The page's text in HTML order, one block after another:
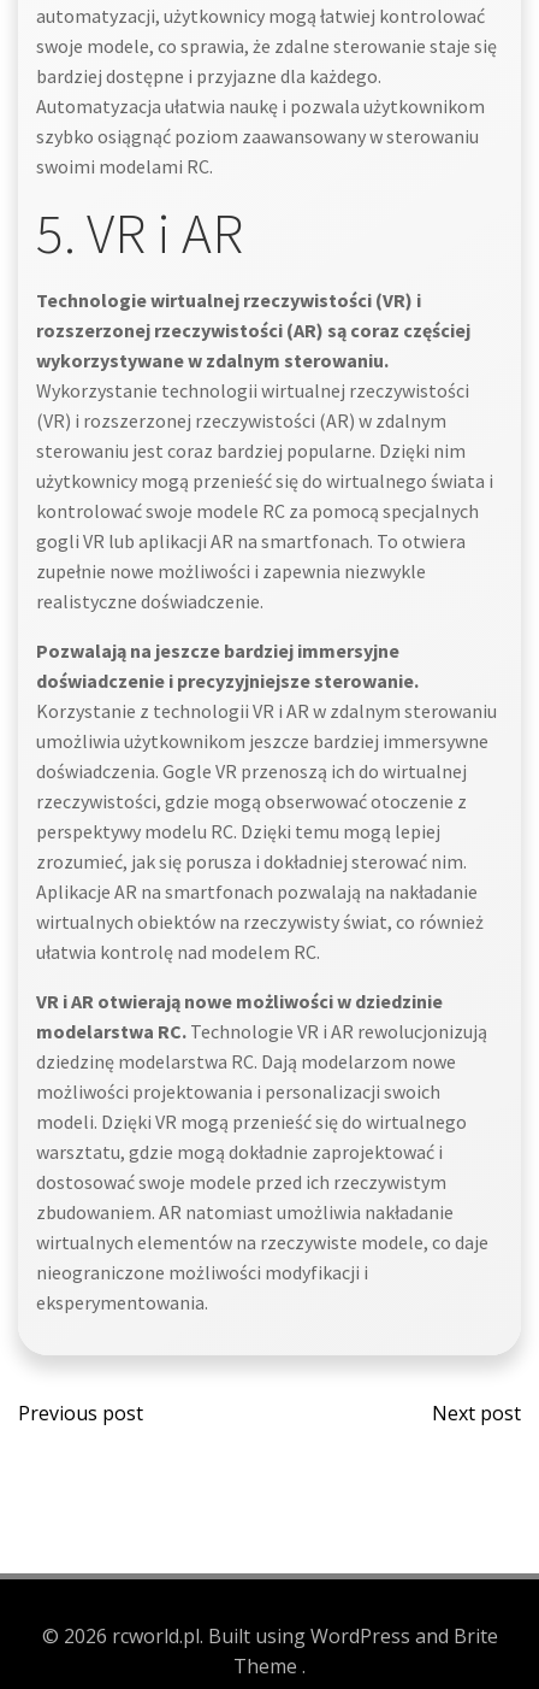
automatyzacji, użytkownicy mogą łatwiej kontrolować
swoje modele, co sprawia, że zdalne sterowanie staje się
bardziej dostępne i przyjazne dla każdego.
Automatyzacja ułatwia naukę i pozwala użytkownikom
szybko osiągnąć poziom zaawansowany w sterowaniu
swoimi modelami RC.
5. VR i AR
Technologie wirtualnej rzeczywistości (VR) i
rozszerzonej rzeczywistości (AR) są coraz częściej
wykorzystywane w zdalnym sterowaniu.
Wykorzystanie technologii wirtualnej rzeczywistości
(VR) i rozszerzonej rzeczywistości (AR) w zdalnym
sterowaniu jest coraz bardziej popularne. Dzięki nim
użytkownicy mogą przenieść się do wirtualnego świata i
kontrolować swoje modele RC za pomocą specjalnych
gogli VR lub aplikacji AR na smartfonach. To otwiera
zupełnie nowe możliwości i zapewnia niezwykle
realistyczne doświadczenie.
Pozwalają na jeszcze bardziej immersyjne
doświadczenie i precyzyjniejsze sterowanie.
Korzystanie z technologii VR i AR w zdalnym sterowaniu
umożliwia użytkownikom jeszcze bardziej immersywne
doświadczenia. Gogle VR przenoszą ich do wirtualnej
rzeczywistości, gdzie mogą obserwować otoczenie z
perspektywy modelu RC. Dzięki temu mogą lepiej
zrozumieć, jak się porusza i dokładniej sterować nim.
Aplikacje AR na smartfonach pozwalają na nakładanie
wirtualnych obiektów na rzeczywisty świat, co również
ułatwia kontrolę nad modelem RC.
VR i AR otwierają nowe możliwości w dziedzinie
modelarstwa RC. Technologie VR i AR rewolucjonizują
dziedzinę modelarstwa RC. Dają modelarzom nowe
możliwości projektowania i personalizacji swoich
modeli. Dzięki VR mogą przenieść się do wirtualnego
warsztatu, gdzie mogą dokładnie zaprojektować i
dostosować swoje modele przed ich rzeczywistym
zbudowaniem. AR natomiast umożliwia nakładanie
wirtualnych elementów na rzeczywiste modele, co daje
nieograniczone możliwości modyfikacji i
eksperymentowania.
Post
Previous post
Post
Next post
© 2026 rcworld.pl. Built using WordPress and Brite
Theme .